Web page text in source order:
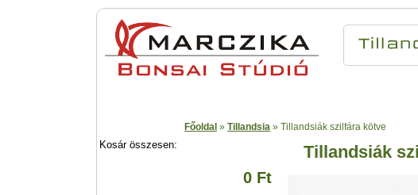
Főoldal » Tillandsia » Tillandsiák szilfára kötve
Kosár összesen:
0 Ft
Tillandsiák